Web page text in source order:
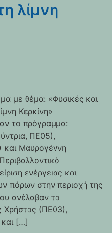
λίμνη
με θέμα: «Φυσικές και
Κερκίνη»
το πρόγραμμα:
ΠΕ05),
και Μαυρογέννη
ενέργειας και
περιοχή της
ανέλαβαν το
Χρήστος (ΠΕ03),
[…]